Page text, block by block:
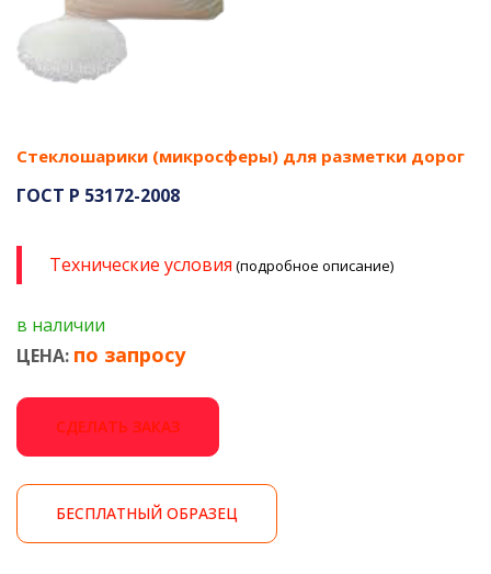
Стеклошарики (микросферы) для разметки дорог
ГОСТ Р 53172-2008
Технические условия (подробное описание)
в наличии
ЦЕНА: по запросу
СДЕЛАТЬ ЗАКАЗ
БЕСПЛАТНЫЙ ОБРАЗЕЦ